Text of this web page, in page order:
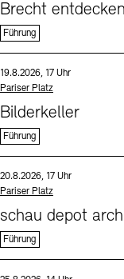
Brecht
Führung
Datum und Uhrzeit:
19.8.2026, 17 Uhr
Standort
Pariser Platz
Bilderkeller
Führung
Datum und Uhrzeit:
20.8.2026, 17 Uhr
Standort
Pariser Platz
schau depot
Führung